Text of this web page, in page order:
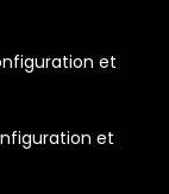
et
et